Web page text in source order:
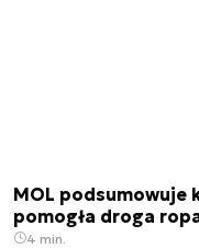
MOL podsumowuje
pomogła droga
4 min.